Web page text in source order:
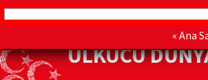
« Ana
ÜLKÜCÜ